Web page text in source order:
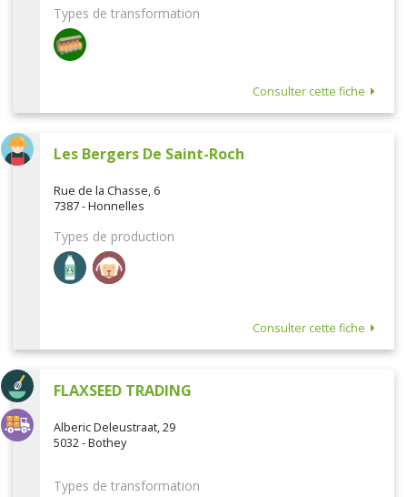
Types de transformation
Consulter cette fiche
Les Bergers De Saint-Roch
Rue de la Chasse, 6
7387 - Honnelles
Types de production
Consulter cette fiche
FLAXSEED TRADING
Alberic Deleustraat, 29
5032 - Bothey
Types de transformation